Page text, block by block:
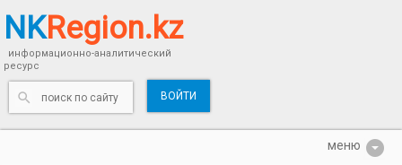
NKRegion.kz
информационно-аналитический
ресурс
ВОЙТИ